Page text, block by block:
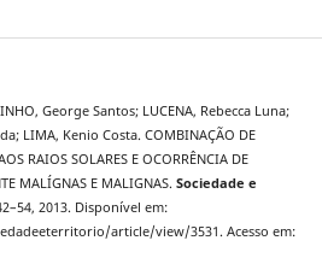
George Santos; LUCENA, Rebecca Luna;
LIMA, Kenio Costa. COMBINAÇÃO DE
RAIOS SOLARES E OCORRÊNCIA DE
MALÍGNAS E MALIGNAS. Sociedade e
2013. Disponível em:
article/view/3531. Acesso em: